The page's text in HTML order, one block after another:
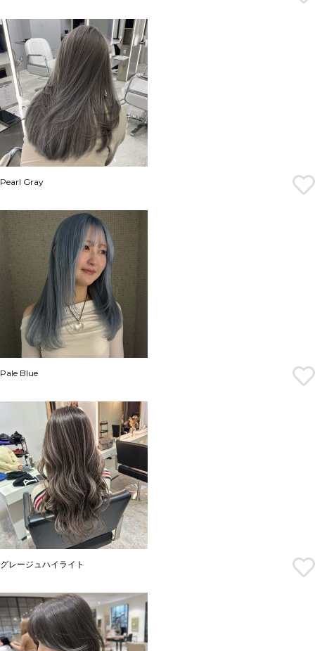
Pearl Gray
Pale Blue
グレージュハイライト